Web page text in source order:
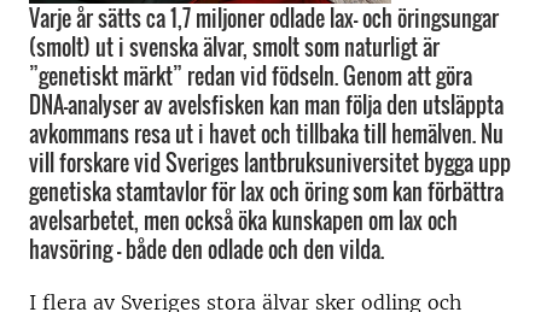
Varje år sätts ca 1,7 miljoner odlade lax- och öringsungar
(smolt) ut i svenska älvar, smolt som naturligt är
”genetiskt märkt” redan vid födseln. Genom att göra
DNA-analyser av avelsfisken kan man följa den utsläppta
avkommans resa ut i havet och tillbaka till hemälven. Nu
vill forskare vid Sveriges lantbruksuniversitet bygga upp
genetiska stamtavlor för lax och öring som kan förbättra
avelsarbetet, men också öka kunskapen om lax och
havsöring – både den odlade och den vilda.
I flera av Sveriges stora älvar sker odling och